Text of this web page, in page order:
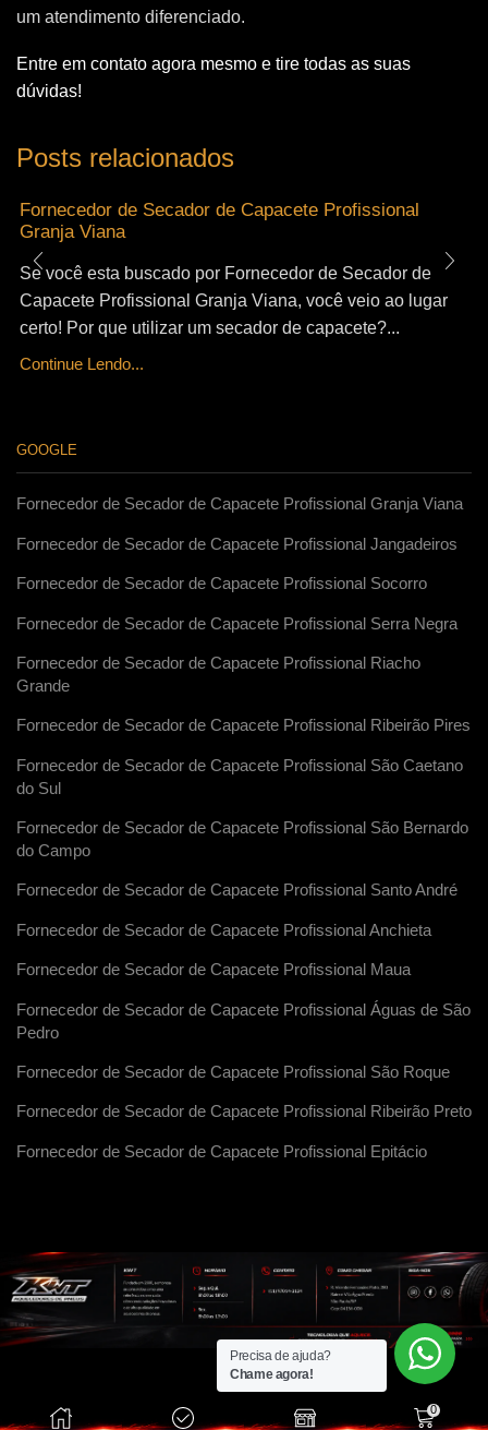
um atendimento diferenciado.
Entre em contato agora mesmo e tire todas as suas
dúvidas!
Posts relacionados
Fornecedor de Secador de Capacete Profissional
Granja Viana
Se você esta buscado por Fornecedor de Secador de
Capacete Profissional Granja Viana, você veio ao lugar
certo! Por que utilizar um secador de capacete?...
Continue Lendo...
GOOGLE
Fornecedor de Secador de Capacete Profissional Granja Viana
Fornecedor de Secador de Capacete Profissional Jangadeiros
Fornecedor de Secador de Capacete Profissional Socorro
Fornecedor de Secador de Capacete Profissional Serra Negra
Fornecedor de Secador de Capacete Profissional Riacho
Grande
Fornecedor de Secador de Capacete Profissional Ribeirão Pires
Fornecedor de Secador de Capacete Profissional São Caetano
do Sul
Fornecedor de Secador de Capacete Profissional São Bernardo
do Campo
Fornecedor de Secador de Capacete Profissional Santo André
Fornecedor de Secador de Capacete Profissional Anchieta
Fornecedor de Secador de Capacete Profissional Maua
Fornecedor de Secador de Capacete Profissional Águas de São
Pedro
Fornecedor de Secador de Capacete Profissional São Roque
Fornecedor de Secador de Capacete Profissional Ribeirão Preto
Fornecedor de Secador de Capacete Profissional Epitácio
0
Precisa de ajuda?
Chame agora!